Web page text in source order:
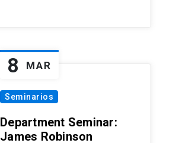
8 MAR
Seminarios
Department Seminar:
James Robinson